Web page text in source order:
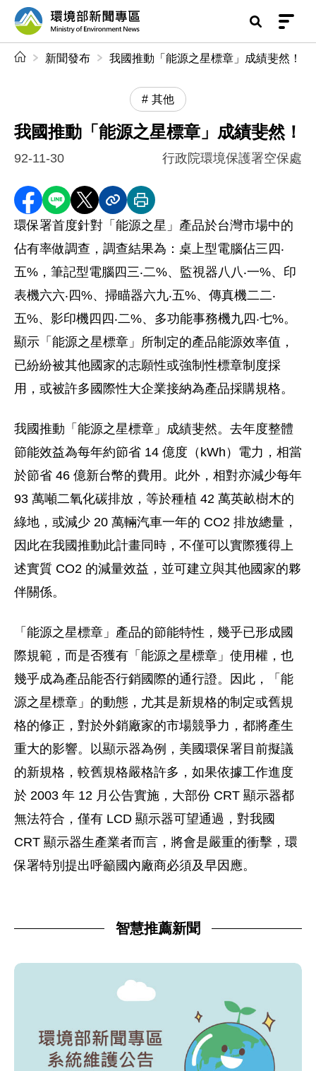
前往中央內容區塊
環境部新聞專區
新聞發布 我國推動「能源之星標章」成績斐然！
其他
我國推動「能源之星標章」成績斐然！
92-11-30 行政院環境保護署空保處
分享至 Facebook
分享到 LINE
分享到 X分享內容連結
列印本頁
環保署首度針對「能源之星」產品於台灣市場中的
佔有率做調查，調查結果為：桌上型電腦佔三四‧
五%，筆記型電腦四三‧二%、監視器八八‧一%、印
表機六六‧四%、掃瞄器六九‧五%、傳真機二二‧
五%、影印機四四‧二%、多功能事務機九四‧七%。
顯示「能源之星標章」所制定的產品能源效率值，
已紛紛被其他國家的志願性或強制性標章制度採
用，或被許多國際性大企業接納為產品採購規格。
我國推動「能源之星標章」成績斐然。去年度整體
節能效益為每年約節省 14 億度（kWh）電力，相當
於節省 46 億新台幣的費用。此外，相對亦減少每年
93 萬噸二氧化碳排放，等於種植 42 萬英畝樹木的
綠地，或減少 20 萬輛汽車一年的 CO2 排放總量，
因此在我國推動此計畫同時，不僅可以實際獲得上
述實質 CO2 的減量效益，並可建立與其他國家的夥
伴關係。
「能源之星標章」產品的節能特性，幾乎已形成國
際規範，而是否獲有「能源之星標章」使用權，也
幾乎成為產品能否行銷國際的通行證。因此，「能
源之星標章」的動態，尤其是新規格的制定或舊規
格的修正，對於外銷廠家的市場競爭力，都將產生
重大的影響。以顯示器為例，美國環保署目前擬議
的新規格，較舊規格嚴格許多，如果依據工作進度
於 2003 年 12 月公告實施，大部份 CRT 顯示器都
無法符合，僅有 LCD 顯示器可望通過，對我國
CRT 顯示器生產業者而言，將會是嚴重的衝擊，環
保署特別提出呼籲國內廠商必須及早因應。
智慧推薦新聞